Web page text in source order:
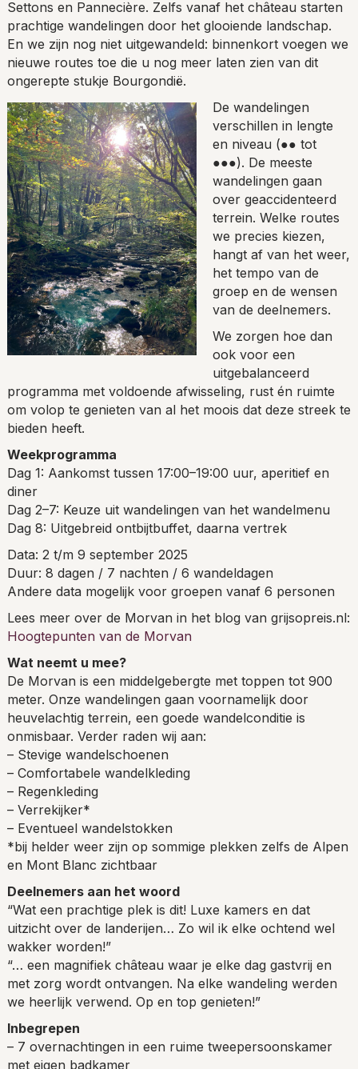
Settons en Pannecière. Zelfs vanaf het château starten
prachtige wandelingen door het glooiende landschap.
En we zijn nog niet uitgewandeld: binnenkort voegen we
nieuwe routes toe die u nog meer laten zien van dit
ongerepte stukje Bourgondië.
De wandelingen
verschillen in lengte
en niveau (●● tot
●●●). De meeste
wandelingen gaan
over geaccidenteerd
terrein. Welke routes
we precies kiezen,
hangt af van het weer,
het tempo van de
groep en de wensen
van de deelnemers.
We zorgen hoe dan
ook voor een
uitgebalanceerd
programma met voldoende afwisseling, rust én ruimte
om volop te genieten van al het moois dat deze streek te
bieden heeft.
Weekprogramma
Dag 1: Aankomst tussen 17:00–19:00 uur, aperitief en
diner
Dag 2–7: Keuze uit wandelingen van het wandelmenu
Dag 8: Uitgebreid ontbijtbuffet, daarna vertrek
Data: 2 t/m 9 september 2025
Duur: 8 dagen / 7 nachten / 6 wandeldagen
Andere data mogelijk voor groepen vanaf 6 personen
Lees meer over de Morvan in het blog van grijsopreis.nl:
Hoogtepunten van de Morvan
Wat neemt u mee?
De Morvan is een middelgebergte met toppen tot 900
meter. Onze wandelingen gaan voornamelijk door
heuvelachtig terrein, een goede wandelconditie is
onmisbaar. Verder raden wij aan:
– Stevige wandelschoenen
– Comfortabele wandelkleding
– Regenkleding
– Verrekijker*
– Eventueel wandelstokken
*bij helder weer zijn op sommige plekken zelfs de Alpen
en Mont Blanc zichtbaar
Deelnemers aan het woord
“Wat een prachtige plek is dit! Luxe kamers en dat
uitzicht over de landerijen… Zo wil ik elke ochtend wel
wakker worden!”
“… een magnifiek château waar je elke dag gastvrij en
met zorg wordt ontvangen. Na elke wandeling werden
we heerlijk verwend. Op en top genieten!”
Inbegrepen
– 7 overnachtingen in een ruime tweepersoonskamer
met eigen badkamer